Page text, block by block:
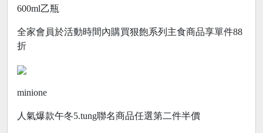
600ml乙瓶
全家會員於活動時間內購買狠飽系列主食商品享單件88
折
minione
人氣爆款午冬5.tung聯名商品任選第二件半價